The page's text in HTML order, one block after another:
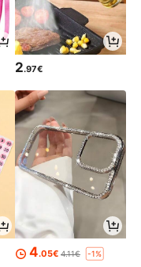
2.97€
4.05€ 4.11€ -1%